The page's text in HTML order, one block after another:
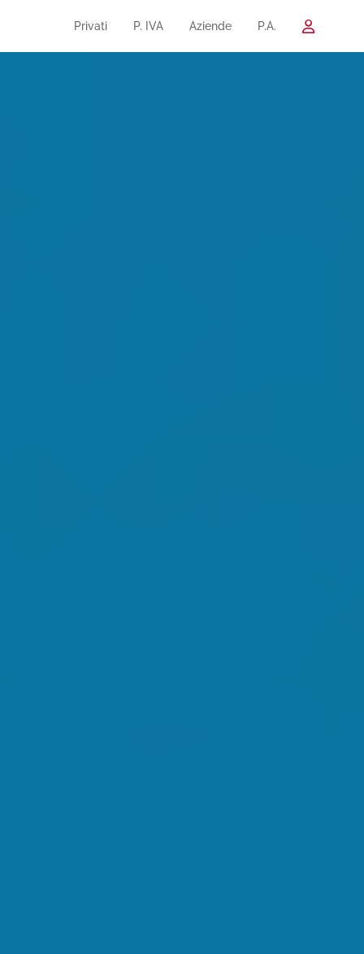
Privati P. IVA Aziende P.A.